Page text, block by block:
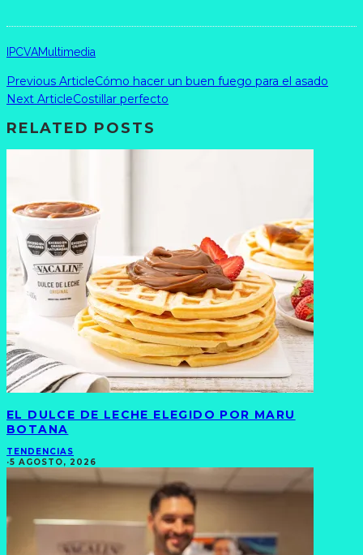
IPCVAMultimedia
Previous ArticleCómo hacer un buen fuego para el asado
Next ArticleCostillar perfecto
RELATED POSTS
EL DULCE DE LECHE ELEGIDO POR MARU
BOTANA
TENDENCIAS
·5 AGOSTO, 2026